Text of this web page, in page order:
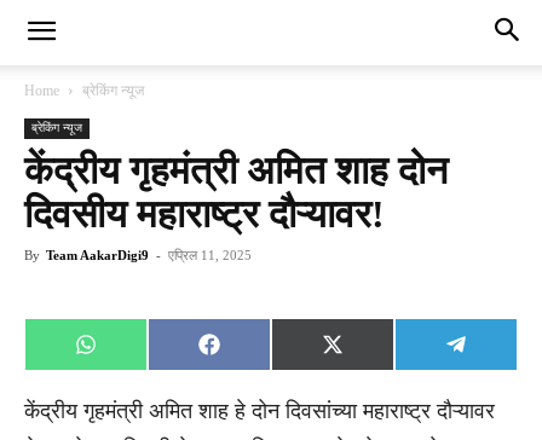
Home ब्रेकिंग न्यूज
ब्रेकिंग न्यूज
केंद्रीय गृहमंत्री अमित शाह दोन
दिवसीय महाराष्ट्र दौऱ्यावर!
By Team AakarDigi9 - एप्रिल 11, 2025
Share
on
WhatsApp
Share
on
Facebook
Share
on
X
(Twitter)
Share
on
केंद्रीय गृहमंत्री अमित शाह हे दोन दिवसांच्या महाराष्ट्र दौऱ्यावर